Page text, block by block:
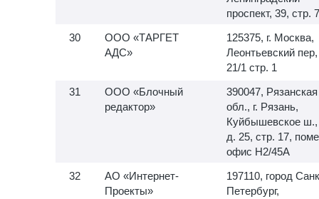
проспект, 39, стр.
ООО «ТАРГЕТ
АДС»
125375, г. Москва,
Леонтьевский
21/1 стр. 1
ООО «Блочный
редактор»
390047, Рязанская
обл., г. Рязань,
Куйбышевское ш.,
д. 25, стр. 17,
офис H2/45A
АО «Интернет-
Проекты»
197110, город
Петербург,